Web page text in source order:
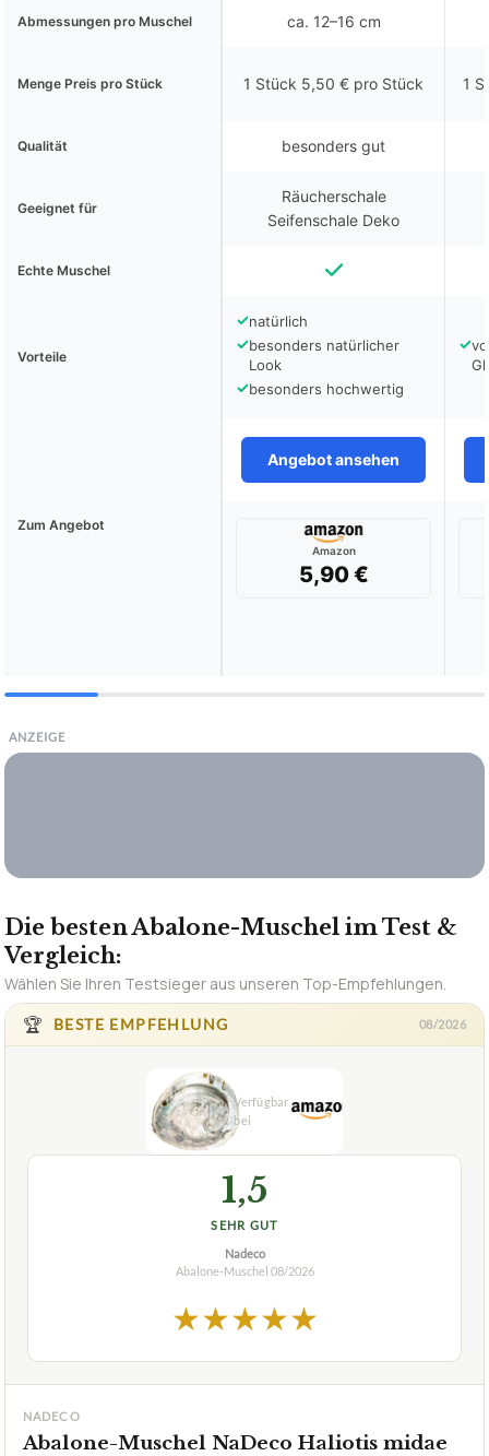
Abmessungen pro Muschel ca. 12–16 cm
Menge Preis pro Stück 1 Stück 5,50 € pro Stück 1
Qualität besonders gut
Geeignet für
Räucherschale
Seifenschale Deko
Echte Muschel
Vorteile
✓natürlich
✓besonders natürlicher
Look
✓besonders hochwertig
✓
Angebot ansehen
Zum Angebot
Amazon
5,90 €
ANZEIGE
Die besten Abalone-Muschel im Test &
Vergleich:
Wählen Sie Ihren Testsieger aus unseren Top-Empfehlungen.
🏆
BESTE EMPFEHLUNG 08/2026
1,5
SEHR GUT
Nadeco
Abalone-Muschel 08/2026
★★★★★
NADECO
Abalone-Muschel NaDeco Haliotis midae